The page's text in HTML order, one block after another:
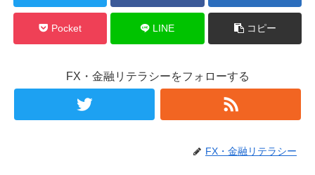
Pocket LINE コピー
FX・金融リテラシーをフォローする
FX・金融リテラシー